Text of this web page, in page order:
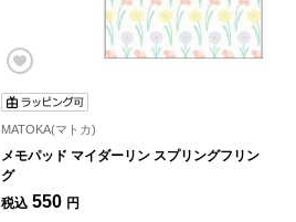
MATOKA(マトカ)
メモパッド マイダーリン スプリングフリン
グ
税込 550 円